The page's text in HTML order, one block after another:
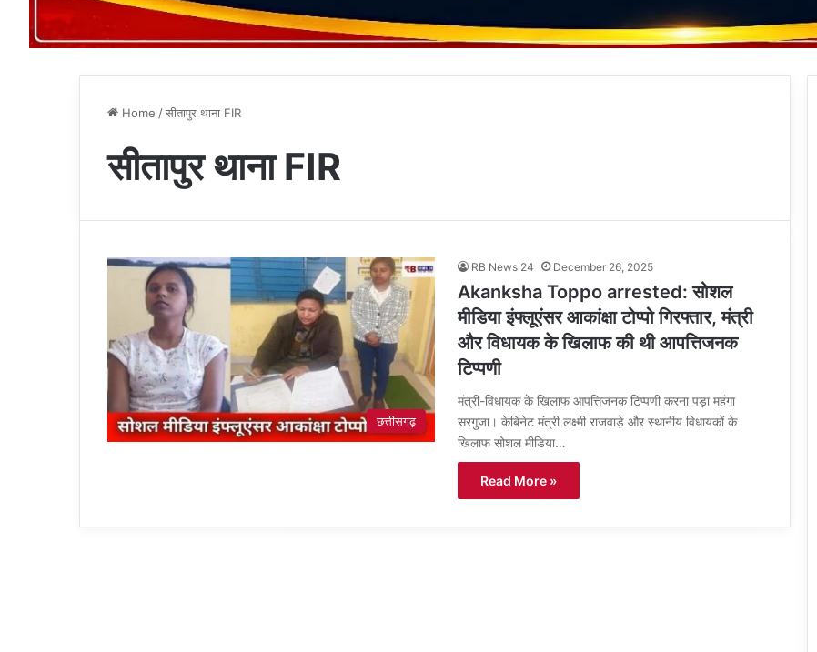
Home /सीतापुर थाना FIR
सीतापुर थाना FIR
छत्तीसगढ़
RB News 24 December 26, 2025
Akanksha Toppo arrested: सोशल
मीडिया इंफ्लूएंसर आकांक्षा टोप्पो गिरफ्तार, मंत्री
और विधायक के खिलाफ की थी आपत्तिजनक
टिप्पणी
मंत्री-विधायक के खिलाफ आपत्तिजनक टिप्पणी करना पड़ा महंगा
सरगुजा। केबिनेट मंत्री लक्ष्मी राजवाड़े और स्थानीय विधायकों के
खिलाफ सोशल मीडिया…
Read More »